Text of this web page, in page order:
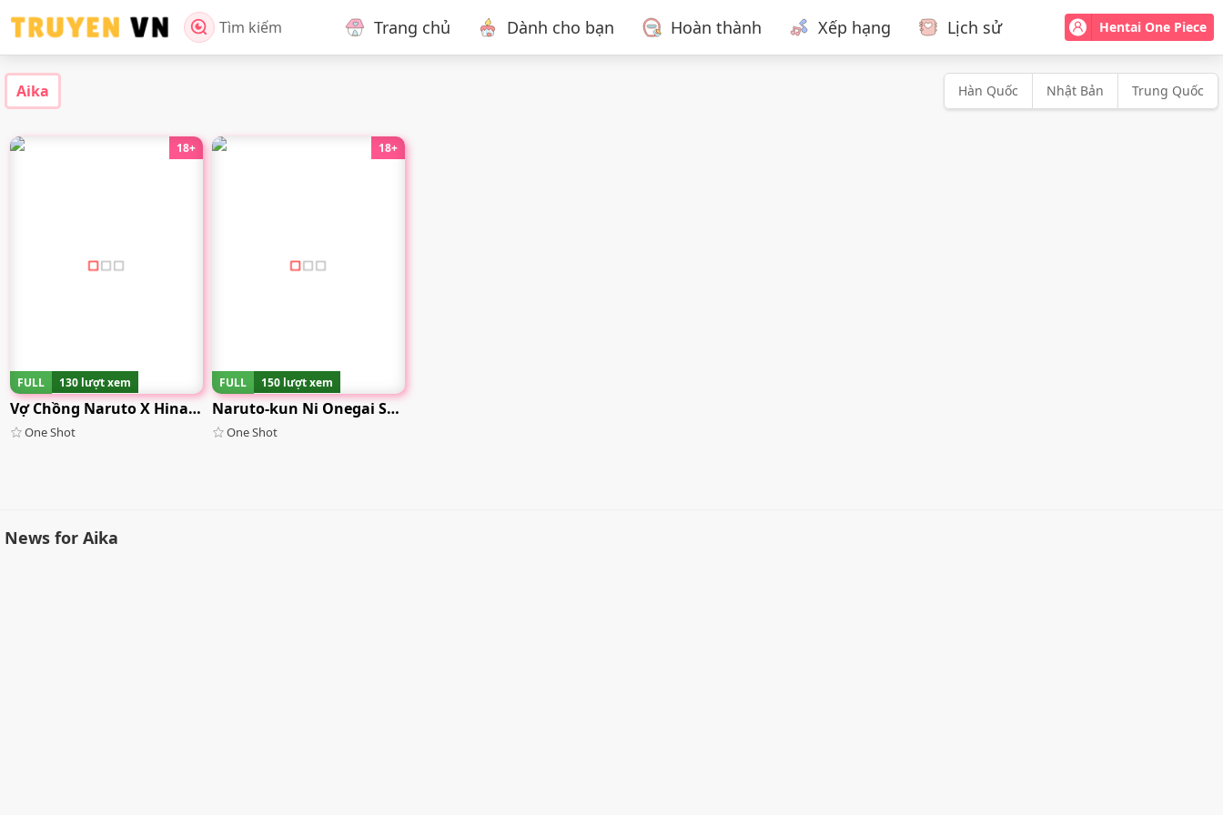
Tìm kiếm Hentai One Piece
Trang chủ Dành cho bạn Hoàn thành Xếp hạng Lịch sử
Aika Hàn Quốc Nhật Bản Trung Quốc
18+
FULL 130 lượt xem
Vợ Chồng Naruto X Hinata Hì Hục Cả Đêm
One Shot
18+
FULL 150 lượt xem
Naruto-kun Ni Onegai Saretara
One Shot
News for Aika